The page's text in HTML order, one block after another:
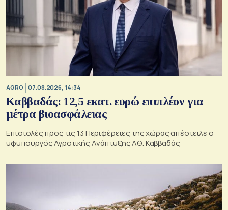
AGRO 07.08.2026, 14:34
Καββαδάς: 12,5 εκατ. ευρώ επιπλέον για
μέτρα βιοασφάλειας
Επιστολές προς τις 13 Περιφέρειες της χώρας απέστειλε ο
υφυπουργός Αγροτικής Ανάπτυξης Αθ. Καββαδάς